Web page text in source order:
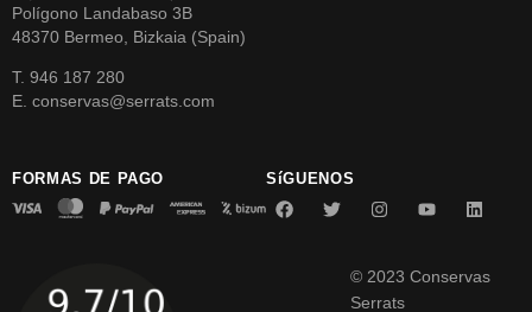
Polígono Landabaso 3B
48370 Bermeo, Bizkaia (Spain)
T. 946 187 280
E. conservas@serrats.com
FORMAS DE PAGO SíGUENOS
© 2023 Conservas
Serrats